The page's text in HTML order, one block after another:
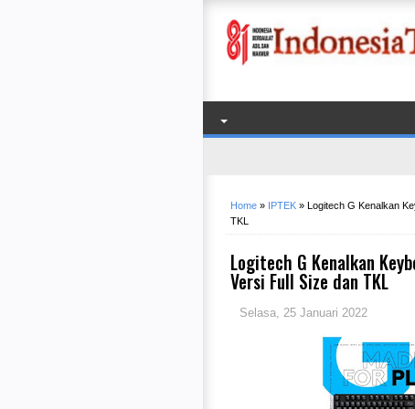
Home » IPTEK » Logitech G Kenalkan
TKL
Logitech G Kenalkan
Versi Full Size dan TKL
Selasa, 25 Januari 2022